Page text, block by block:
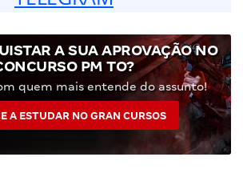
A SUA APROVAÇÃO NO
PM TO?
quem mais entende do assunto!
A ESTUDAR NO GRAN CURSOS